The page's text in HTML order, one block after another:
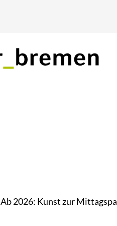
Ab 2026: Kunst zur